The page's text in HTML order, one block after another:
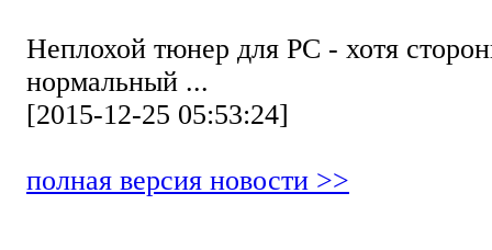
Неплохой тюнер для РС - хотя
нормальный ...
[2015-12-25 05:53:24]
полная версия новости >>